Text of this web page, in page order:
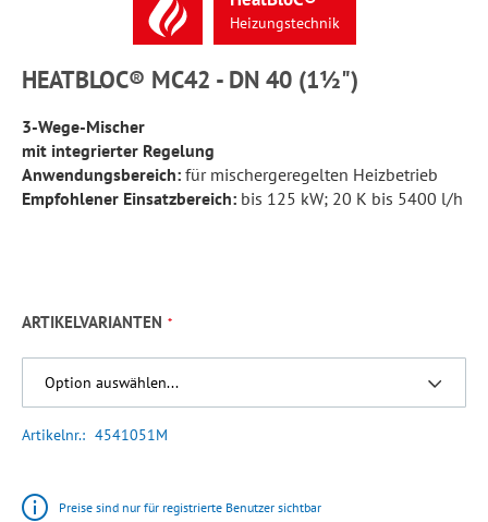
Heizungstechnik
HEATBLOC® MC42 - DN 40 (1½")
3-Wege-Mischer
mit integrierter Regelung
Anwendungsbereich: für mischergeregelten Heizbetrieb
Empfohlener Einsatzbereich: bis 125 kW; 20 K bis 5400 l/h
ARTIKELVARIANTEN
Artikelnr. 4541051M
Preise sind nur für registrierte Benutzer sichtbar